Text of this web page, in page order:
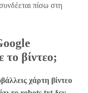
πίσω στη
το βίντεο;
χάρτη βίντεο